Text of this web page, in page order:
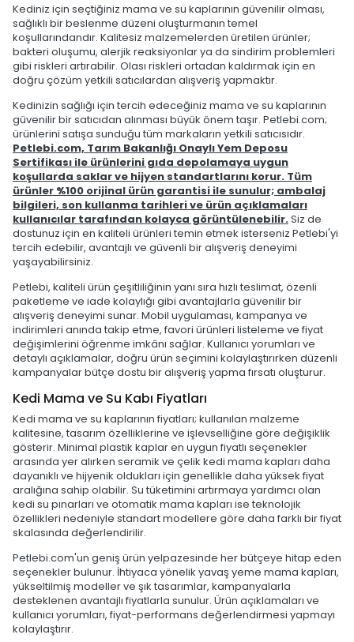
Kediniz için seçtiğiniz mama ve su kaplarının güvenilir olması,
sağlıklı bir beslenme düzeni oluşturmanın temel
koşullarındandır. Kalitesiz malzemelerden üretilen ürünler;
bakteri oluşumu, alerjik reaksiyonlar ya da sindirim problemleri
gibi riskleri artırabilir. Olası riskleri ortadan kaldırmak için en
doğru çözüm yetkili satıcılardan alışveriş yapmaktır.
Kedinizin sağlığı için tercih edeceğiniz mama ve su kaplarının
güvenilir bir satıcıdan alınması büyük önem taşır. Petlebi.com;
ürünlerini satışa sunduğu tüm markaların yetkili satıcısıdır.
Petlebi.com, Tarım Bakanlığı Onaylı Yem Deposu
Sertifikası ile ürünlerini gıda depolamaya uygun
koşullarda saklar ve hijyen standartlarını korur. Tüm
ürünler %100 orijinal ürün garantisi ile sunulur; ambalaj
bilgileri, son kullanma tarihleri ve ürün açıklamaları
kullanıcılar tarafından kolayca görüntülenebilir.Siz de
dostunuz için en kaliteli ürünleri temin etmek isterseniz Petlebi'yi
tercih edebilir, avantajlı ve güvenli bir alışveriş deneyimi
yaşayabilirsiniz.
Petlebi, kaliteli ürün çeşitliliğinin yanı sıra hızlı teslimat, özenli
paketleme ve iade kolaylığı gibi avantajlarla güvenilir bir
alışveriş deneyimi sunar. Mobil uygulaması, kampanya ve
indirimleri anında takip etme, favori ürünleri listeleme ve fiyat
değişimlerini öğrenme imkânı sağlar. Kullanıcı yorumları ve
detaylı açıklamalar, doğru ürün seçimini kolaylaştırırken düzenli
kampanyalar bütçe dostu bir alışveriş yapma fırsatı oluşturur.
Kedi Mama ve Su Kabı Fiyatları
Kedi mama ve su kaplarının fiyatları; kullanılan malzeme
kalitesine, tasarım özelliklerine ve işlevselliğine göre değişiklik
gösterir. Minimal plastik kaplar en uygun fiyatlı seçenekler
arasında yer alırken seramik ve çelik kedi mama kapları daha
dayanıklı ve hijyenik oldukları için genellikle daha yüksek fiyat
aralığına sahip olabilir. Su tüketimini artırmaya yardımcı olan
kedi su pınarları ve otomatik mama kapları ise teknolojik
özellikleri nedeniyle standart modellere göre daha farklı bir fiyat
skalasında değerlendirilir.
Petlebi.com'un geniş ürün yelpazesinde her bütçeye hitap eden
seçenekler bulunur. İhtiyaca yönelik yavaş yeme mama kapları,
yükseltilmiş modeller ve şık tasarımlar, kampanyalarla
desteklenen avantajlı fiyatlarla sunulur. Ürün açıklamaları ve
kullanıcı yorumları, fiyat-performans değerlendirmesi yapmayı
kolaylaştırır.